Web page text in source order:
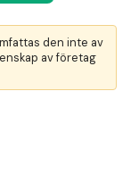
den inte av
av företag